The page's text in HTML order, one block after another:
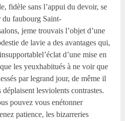
fidèle sans l’appui du devoir, se
du faubourg Saint-
jeme trouvais l’objet d’une
de lavie a des avantages qui,
d’une mise en
les yeuxhabitués à ne voir que
par legrand jour, de même il
lesviolents contrastes.
pouvez vous enétonner
patience, les bizarreries